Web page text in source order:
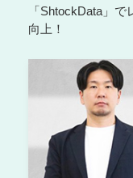
「ShtockData」
向上！